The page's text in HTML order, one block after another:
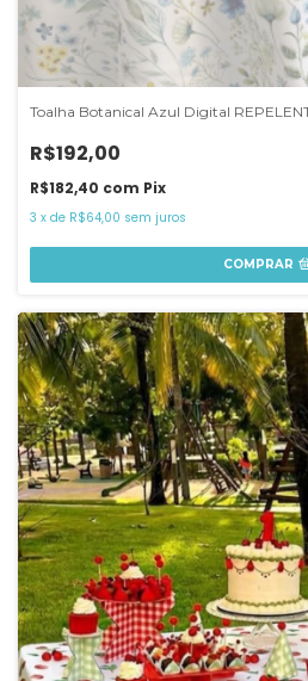
Toalha Botanical Azul Digital
R$192,00
R$182,40 com Pix
3 x de R$64,00 sem juros
COMPRAR